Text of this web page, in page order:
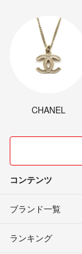
CHANEL
コンテンツ
ブランド一覧
ランキング